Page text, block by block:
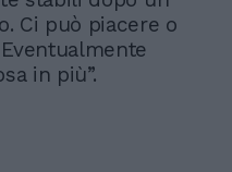
Ci può piacere o
in più”.